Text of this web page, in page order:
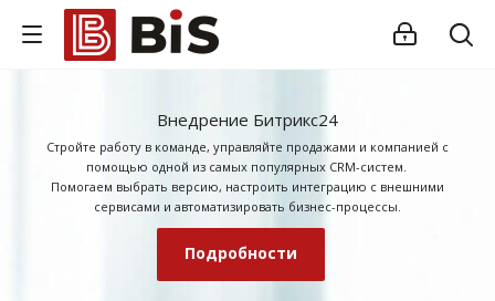
Внедрение Битрикс24
Стройте работу в команде, управляйте продажами и компанией с
помощью одной из самых популярных CRM-систем.
Помогаем выбрать версию, настроить интеграцию с внешними
сервисами и автоматизировать бизнес-процессы.
Подробности